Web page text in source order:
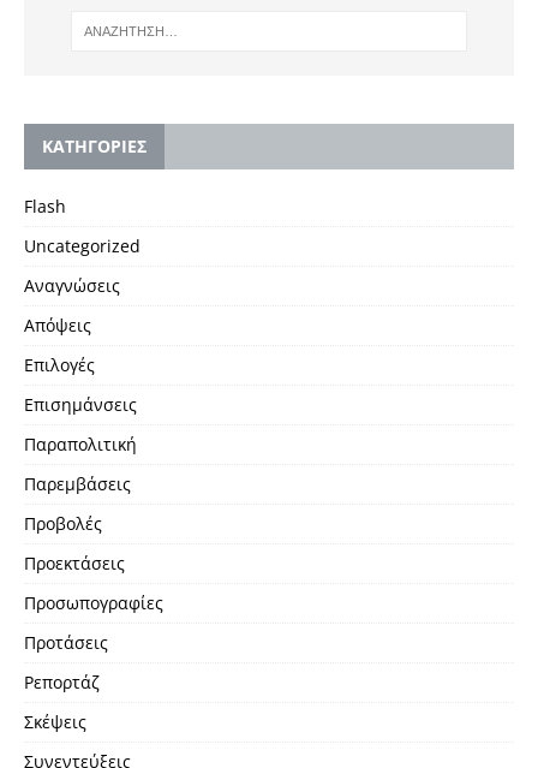
KΑΤΗΓΟΡΙΕΣ
Flash
Uncategorized
Αναγνώσεις
Απόψεις
Επιλογές
Επισημάνσεις
Παραπολιτική
Παρεμβάσεις
Προβολές
Προεκτάσεις
Προσωπογραφίες
Προτάσεις
Ρεπορτάζ
Σκέψεις
Συνεντεύξεις